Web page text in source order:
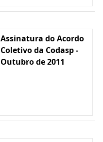
Assinatura do Acordo
Coletivo da Codasp -
Outubro de 2011